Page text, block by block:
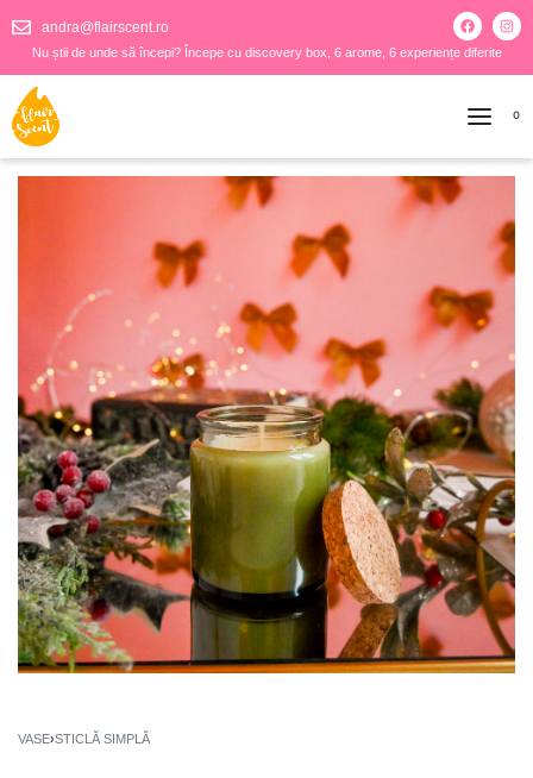
andra@flairscent.ro
Nu știi de unde să începi? Începe cu discovery box, 6 arome, 6 experiențe diferite
0
VASE›STICLĂ SIMPLĂ